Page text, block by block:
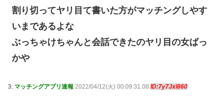
割り切ってヤリ目て書いた方がマッチングしやす
いまであるよな
ぶっちゃけちゃんと会話できたのヤリ目の女ばっ
かや
3: マッチングアプリ速報 2022/04/12(火) 00:09:31.08 ID:7y7Jxl860